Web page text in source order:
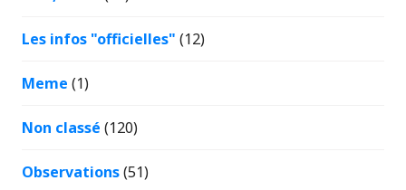
Les infos "officielles" (12)
Meme (1)
Non classé (120)
Observations(51)